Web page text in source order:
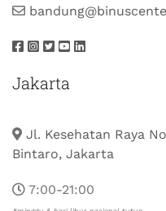
Jakarta
Jl. Kesehatan Raya
Bintaro, Jakarta
7:00-21:00